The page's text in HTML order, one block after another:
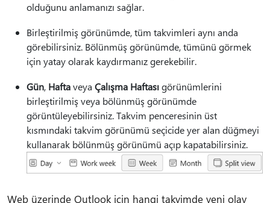
olduğunu anlamanızı sağlar.
Birleştirilmiş görünümde, tüm takvimleri aynı anda
görebilirsiniz. Bölünmüş görünümde, tümünü görmek
için yatay olarak kaydırmanız gerekebilir.
Gün, Haftaveya Çalışma Haftasıgörünümlerini
birleştirilmiş veya bölünmüş görünümde
görüntüleyebilirsiniz. Takvim penceresinin üst
kısmındaki takvim görünümü seçicide yer alan düğmeyi
kullanarak bölünmüş görünümü açıp kapatabilirsiniz.
Web üzerinde Outlook için hangi takvimde yeni olay